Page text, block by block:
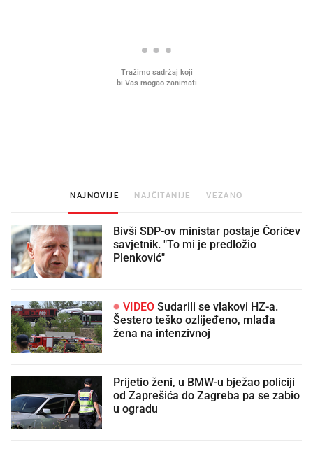
NAJNOVIJE NAJČITANIJE VEZANO
Bivši SDP-ov ministar postaje Ćorićev
savjetnik. "To mi je predložio
Plenković"
VIDEO
Šestero teško ozlijeđeno, mlađa
žena na intenzivnoj
Prijetio ženi, u BMW-u bježao policiji
od Zaprešića do Zagreba pa se zabio
u ogradu